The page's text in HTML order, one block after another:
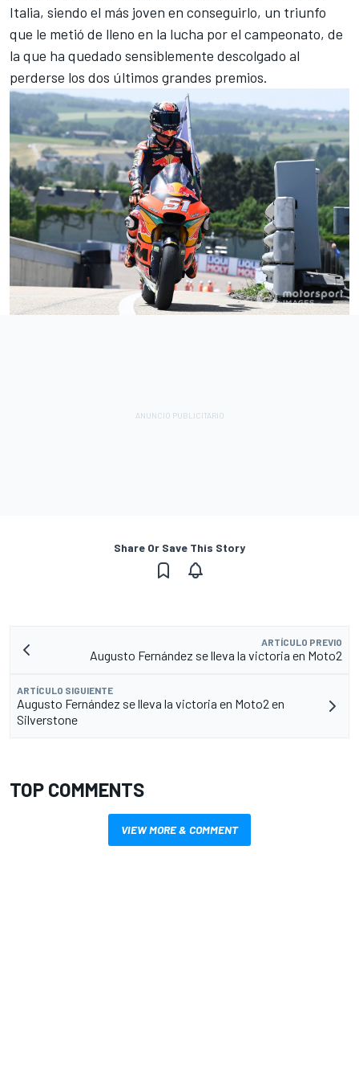
Italia, siendo el más joven en conseguirlo, un triunfo
que le metió de lleno en la lucha por el campeonato, de
la que ha quedado sensiblemente descolgado al
perderse los dos últimos grandes premios.
Share Or Save This Story
ARTÍCULO PREVIO
Augusto Fernández se lleva la victoria en Moto2
ARTÍCULO SIGUIENTE
Augusto Fernández se lleva la victoria en Moto2 en
Silverstone
TOP COMMENTS
VIEW MORE & COMMENT